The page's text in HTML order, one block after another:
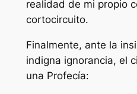
realidad de mi propio
cortocircuito.
Finalmente, ante la
indigna ignorancia, el
una Profecía: